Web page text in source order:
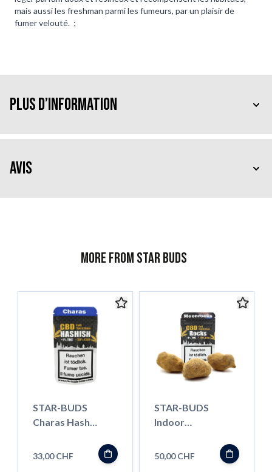
mais aussi les freshman parmi les fumeurs, par un plaisir de
fumer velouté. ;
Plus d’information
Avis
More from Star Buds
STAR-BUDS
Charas Hash
33,00 CHF
STAR-BUDS
Indoor
50,00 CHF